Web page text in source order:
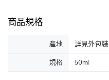
商品規格
產地 詳見外包裝
規格 50ml